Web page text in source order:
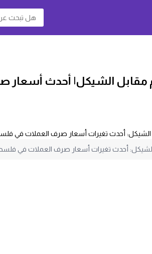
مقابل الشيكل| أحدث
أحدث تغيرات أسعار صرف العملات في فلسطين الأربعاء